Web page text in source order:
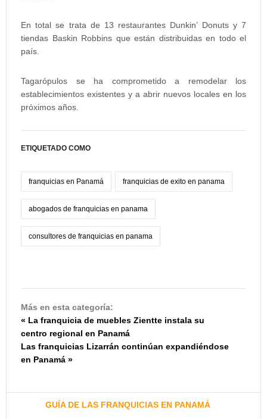
En total se trata de 13 restaurantes Dunkin’ Donuts y 7
tiendas Baskin Robbins que están distribuidas en todo el
país.
Tagarópulos se ha comprometido a remodelar los
establecimientos existentes y a abrir nuevos locales en los
próximos años.
ETIQUETADO COMO
franquicias en Panamá franquicias de exito en panama
abogados de franquicias en panama
consultores de franquicias en panama
Más en esta categoría:
« La franquicia de muebles Zientte instala su
centro regional en Panamá
Las franquicias Lizarrán continúan expandiéndose
en Panamá »
GUÍA DE LAS FRANQUICIAS EN PANAMÁ